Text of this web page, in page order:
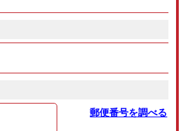
郵便番号を調べる